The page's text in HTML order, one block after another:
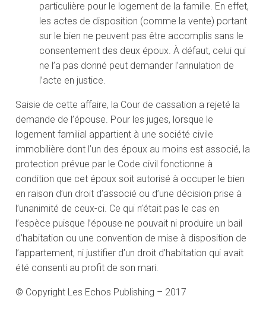
particulière pour le logement de la famille. En effet,
les actes de disposition (comme la vente) portant
sur le bien ne peuvent pas être accomplis sans le
consentement des deux époux. À défaut, celui qui
ne l’a pas donné peut demander l’annulation de
l’acte en justice.
Saisie de cette affaire, la Cour de cassation a rejeté la
demande de l’épouse. Pour les juges, lorsque le
logement familial appartient à une société civile
immobilière dont l’un des époux au moins est associé, la
protection prévue par le Code civil fonctionne à
condition que cet époux soit autorisé à occuper le bien
en raison d’un droit d’associé ou d’une décision prise à
l’unanimité de ceux-ci. Ce qui n’était pas le cas en
l’espèce puisque l’épouse ne pouvait ni produire un bail
d’habitation ou une convention de mise à disposition de
l’appartement, ni justifier d’un droit d’habitation qui avait
été consenti au profit de son mari.
© Copyright Les Echos Publishing – 2017